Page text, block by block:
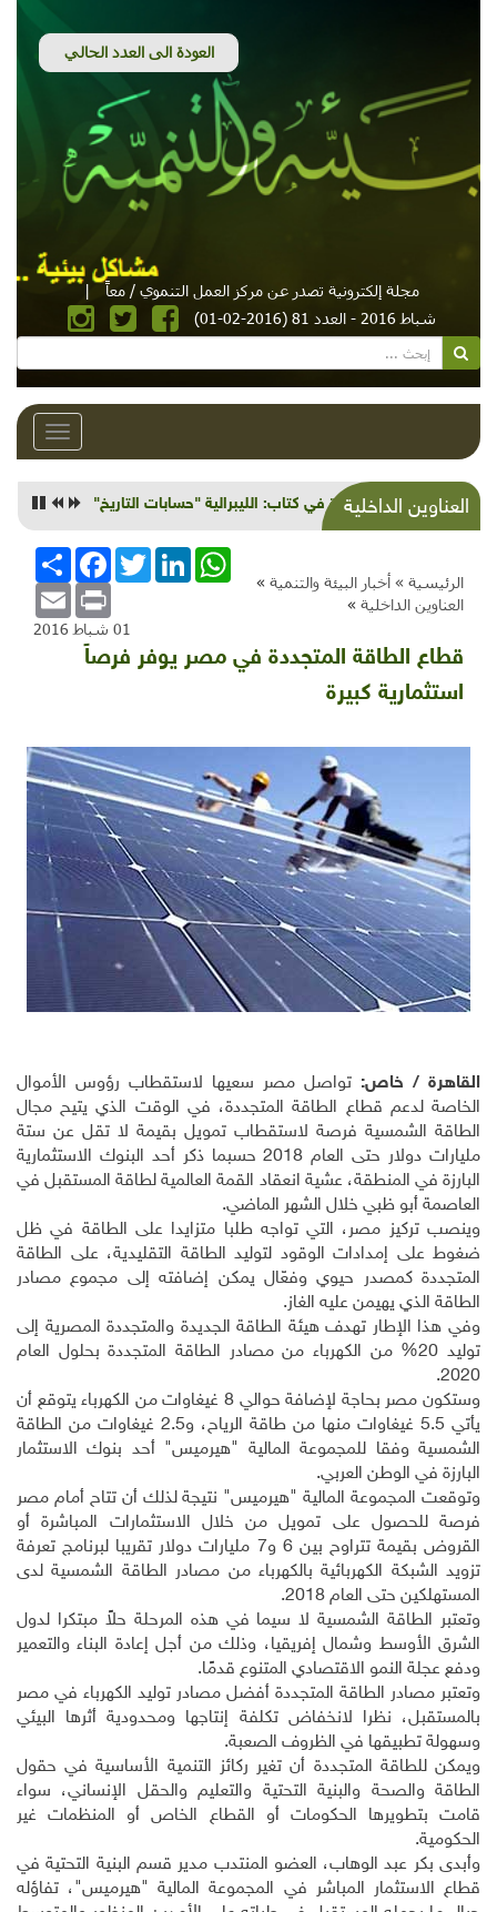
مجلة إلكترونية تصدر عن مركز العمل التنموي / معاً
|
شباط 2016 - العدد 81 (2016-02-01)
Toggle
العناوين الداخليةقراءة في كتاب: الليبرالية "حسابات التاريخ"
الرئيسية » أخبار البيئة والتنمية »
العناوين الداخلية »
انشر
FacebookTwitterLinkedInWhatsApp
Email Print
01 شباط 2016
قطاع الطاقة المتجددة في مصر يوفر فرصاً
استثمارية كبيرة
القاهرة / خاص: تواصل مصر سعيها لاستقطاب رؤوس الأموال
الخاصة لدعم قطاع الطاقة المتجددة، في الوقت الذي يتيح مجال
الطاقة الشمسية فرصة لاستقطاب تمويل بقيمة لا تقل عن ستة
مليارات دولار حتى العام 2018 حسبما ذكر أحد البنوك الاستثمارية
البارزة في المنطقة، عشية انعقاد القمة العالمية لطاقة المستقبل في
العاصمة أبو ظبي خلال الشهر الماضي.
وينصب تركيز مصر، التي تواجه طلبا متزايدا على الطاقة في ظل
ضغوط على إمدادات الوقود لتوليد الطاقة التقليدية، على الطاقة
المتجددة كمصدر حيوي وفعّال يمكن إضافته إلى مجموع مصادر
الطاقة الذي يهيمن عليه الغاز.
وفي هذا الإطار تهدف هيئة الطاقة الجديدة والمتجددة المصرية إلى
توليد 20% من الكهرباء من مصادر الطاقة المتجددة بحلول العام
2020
.
وستكون مصر بحاجة لإضافة حوالي 8 غيغاوات من الكهرباء يتوقع أن
يأتي 5.5 غيغاوات منها من طاقة الرياح، و2.5 غيغاوات من الطاقة
الشمسية وفقا للمجموعة المالية "هيرميس" أحد بنوك الاستثمار
البارزة في الوطن العربي.
وتوقعت المجموعة المالية "هيرميس" نتيجة لذلك أن تتاح أمام مصر
فرصة للحصول على تمويل من خلال الاستثمارات المباشرة أو
القروض بقيمة تتراوح بين 6 و7 مليارات دولار تقريبا لبرنامج تعرفة
تزويد الشبكة الكهربائية بالكهرباء من مصادر الطاقة الشمسية لدى
المستهلكين حتى العام 2018
.
وتعتبر الطاقة الشمسية لا سيما في هذه المرحلة حلاً مبتكرا لدول
الشرق الأوسط وشمال إفريقيا، وذلك من أجل إعادة البناء والتعمير
ودفع عجلة النمو الاقتصادي المتنوع قدمًا.
وتعتبر مصادر الطاقة المتجددة أفضل مصادر توليد الكهرباء في مصر
بالمستقبل، نظرا لانخفاض تكلفة إنتاجها ومحدودية أثرها البيئي
وسهولة تطبيقها في الظروف الصعبة.
ويمكن للطاقة المتجددة أن تغير ركائز التنمية الأساسية في حقول
الطاقة والصحة والبنية التحتية والتعليم والحقل الإنساني، سواء
قامت بتطويرها الحكومات أو القطاع الخاص أو المنظمات غير
الحكومية.
وأبدى بكر عبد الوهاب، العضو المنتدب مدير قسم البنية التحتية في
قطاع الاستثمار المباشر في المجموعة المالية "هيرميس"، تفاؤله